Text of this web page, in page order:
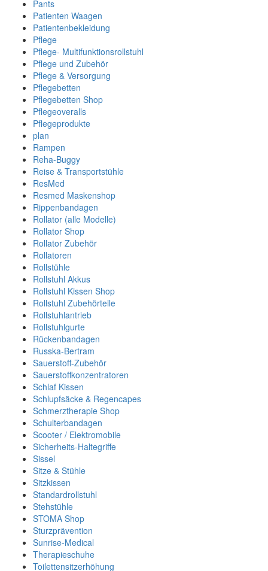
Pants
Patienten Waagen
Patientenbekleidung
Pflege
Pflege- Multifunktionsrollstuhl
Pflege und Zubehör
Pflege & Versorgung
Pflegebetten
Pflegebetten Shop
Pflegeoveralls
Pflegeprodukte
plan
Rampen
Reha-Buggy
Reise & Transportstühle
ResMed
Resmed Maskenshop
Rippenbandagen
Rollator (alle Modelle)
Rollator Shop
Rollator Zubehör
Rollatoren
Rollstühle
Rollstuhl Akkus
Rollstuhl Kissen Shop
Rollstuhl Zubehörteile
Rollstuhlantrieb
Rollstuhlgurte
Rückenbandagen
Russka-Bertram
Sauerstoff-Zubehör
Sauerstoffkonzentratoren
Schlaf Kissen
Schlupfsäcke & Regencapes
Schmerztherapie Shop
Schulterbandagen
Scooter / Elektromobile
Sicherheits-Haltegriffe
Sissel
Sitze & Stühle
Sitzkissen
Standardrollstuhl
Stehstühle
STOMA Shop
Sturzprävention
Sunrise-Medical
Therapieschuhe
Toilettensitzerhöhung